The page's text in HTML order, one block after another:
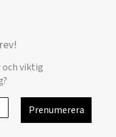
och viktig